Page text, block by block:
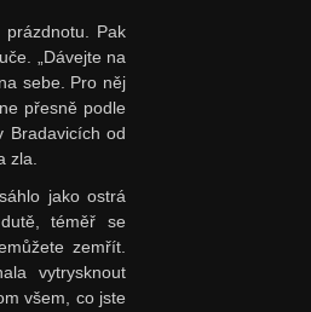
Pak
„Dávejte na
sebe. Pro něj
přesně podle
Bradavicích od
zla.
jako ostrá
téměř se
zemřít.
vytrysknout
všem, co jste